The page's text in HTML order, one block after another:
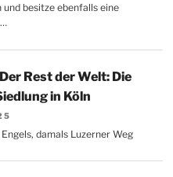
besitze ebenfalls eine
Der Rest der Welt: Die
in Köln
damals Luzerner Weg